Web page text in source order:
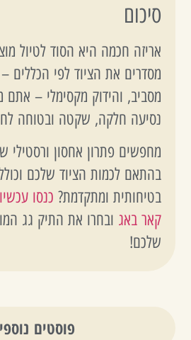
סיכום
אריזה חכמה היא הסוד לטיול
מסדרים את הציוד לפי הכללים
מסביב, והידוק מקסימלי –
נסיעה חלקה, שקטה ובטוחה
מחפשים פתרון אחסון ורסטילי
בהתאם לכמות הציוד שלכם
בטיחותית ומתקדמת? כנסו
קאר באג ובחרו את התיק גג
שלכם!
פוסטים